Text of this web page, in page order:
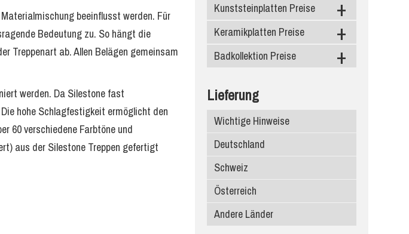
beeinflusst werden. Für
Bedeutung zu. So hängt die
Treppenart ab. Allen Belägen gemeinsam
werden. Da Silestone fast
hohe Schlagfestigkeit ermöglicht den
60 verschiedene Farbtöne und
aus der Silestone Treppen gefertigt
Granit
Marmor
Schiefer
Kunststeinplatten Preise
Caesarstone
Silestone
Compac Quarzagglo
Santa Margherita
Edelstein
Keramikplatten Preise
Level Keramik
Dekton
Infinity Keramik
Ariostea
Porcelanosa
Atlas Plan
SapienStone
Badkollektion Preise
Waschbecken
Lieferung
Wichtige Hinweise
Deutschland
Schweiz
Österreich
Andere Länder